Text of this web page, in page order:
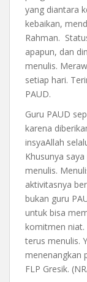
yang diantara
kebaikan,
Rahman.
apapun, dan
menulis.
setiap hari.
PAUD.
Guru PAUD
karena
insyaAllah
Khusunya
menulis.
aktivitasnya
bukan guru
untuk bisa
komitmen niat.
terus menulis.
menenangkan
FLP Gresik.